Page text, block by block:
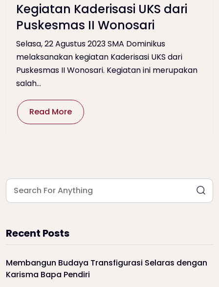
Kegiatan Kaderisasi UKS dari
Puskesmas II Wonosari
Selasa, 22 Agustus 2023 SMA Dominikus
melaksanakan kegiatan Kaderisasi UKS dari
Puskesmas II Wonosari. Kegiatan ini merupakan
salah...
Read More
Recent Posts
Membangun Budaya Transfigurasi Selaras dengan
Karisma Bapa Pendiri